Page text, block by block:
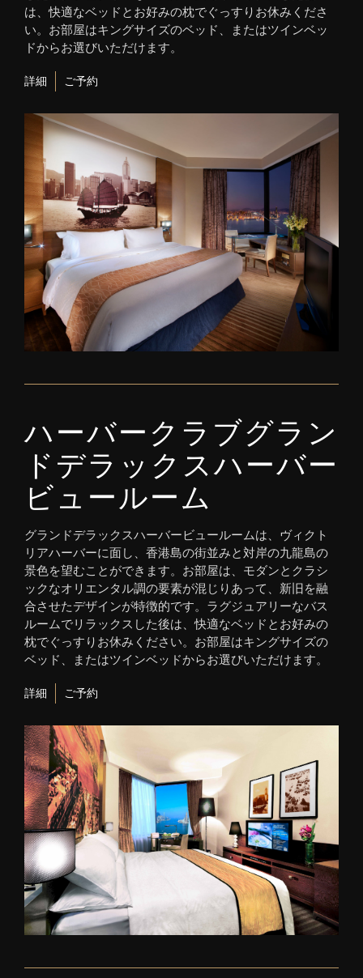
は、快適なベッドとお好みの枕でぐっすりお休みくださ
い。お部屋はキングサイズのベッド、またはツインベッ
ドからお選びいただけます。
詳細 ご予約
ハーバークラブグラン
ドデラックスハーバー
ビュールーム
グランドデラックスハーバービュールームは、ヴィクト
リアハーバーに面し、香港島の街並みと対岸の九龍島の
景色を望むことができます。お部屋は、モダンとクラシ
ックなオリエンタル調の要素が混じりあって、新旧を融
合させたデザインが特徴的です。ラグジュアリーなバス
ルームでリラックスした後は、快適なベッドとお好みの
枕でぐっすりお休みください。お部屋はキングサイズの
ベッド、またはツインベッドからお選びいただけます。
詳細 ご予約